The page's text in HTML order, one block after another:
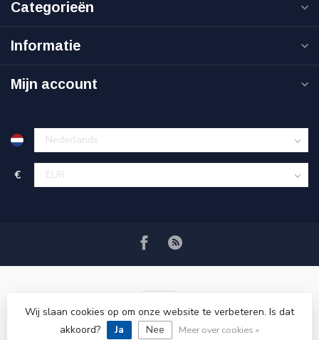
Categorieën
Informatie
Mijn account
€
© Copyright 2026 VRSPLUS
Wij slaan cookies op om onze website te verbeteren. Is dat
akkoord?
Ja Nee Meer over cookies »